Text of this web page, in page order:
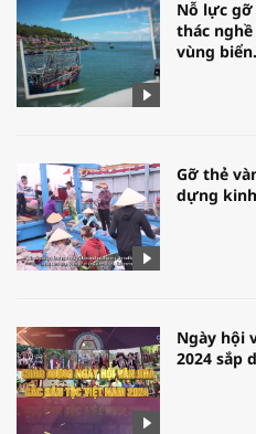
Nỗ lực
thác
vùng biển.
Gỡ thẻ
dựng
Ngày hội
2024 sắp